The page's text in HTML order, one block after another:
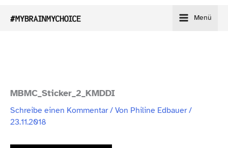
Inhalt
Menü
MBMC_​Sticker_​2_​KMDDI
Schreibe einen Kommentar/ Von Philine Edbauer/
23.11.2018